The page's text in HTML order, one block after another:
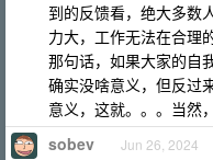
到的反馈看，绝大多数
力大，工作无法在合理
那句话，如果大家的自
确实没啥意义，但反过
意义，这就。。。当然
sobev Jun 26, 2024